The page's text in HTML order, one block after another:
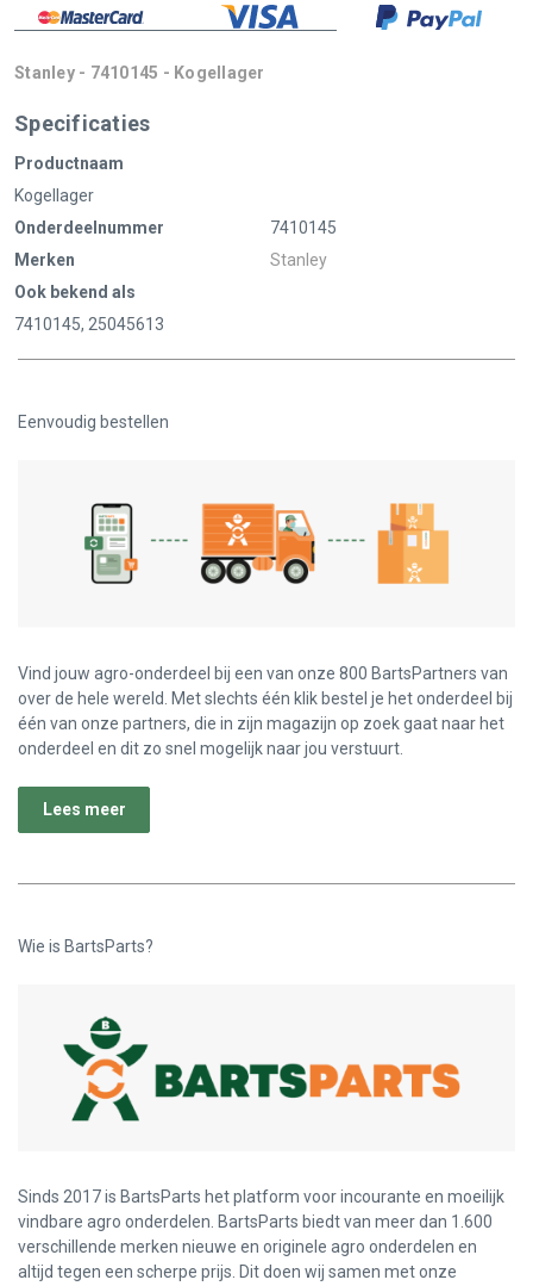
Stanley - 7410145 - Kogellager
Specificaties
Productnaam
Kogellager
Onderdeelnummer
7410145
Merken
Stanley
Ook bekend als
7410145, 25045613
Eenvoudig bestellen
Vind jouw agro-onderdeel bij een van onze 800 BartsPartners van
over de hele wereld. Met slechts één klik bestel je het onderdeel bij
één van onze partners, die in zijn magazijn op zoek gaat naar het
onderdeel en dit zo snel mogelijk naar jou verstuurt.
Lees meer
Wie is BartsParts?
Sinds 2017 is BartsParts het platform voor incourante en moeilijk
vindbare agro onderdelen. BartsParts biedt van meer dan 1.600
verschillende merken nieuwe en originele agro onderdelen en
altijd tegen een scherpe prijs. Dit doen wij samen met onze